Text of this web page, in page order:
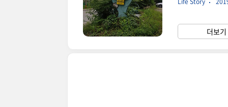
잘 보셔야 해요.
습니다. 주차를
주문을 해 놓았
더보기